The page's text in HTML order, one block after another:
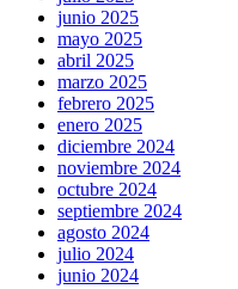
junio 2025
mayo 2025
abril 2025
marzo 2025
febrero 2025
enero 2025
diciembre 2024
noviembre 2024
octubre 2024
septiembre 2024
agosto 2024
julio 2024
junio 2024